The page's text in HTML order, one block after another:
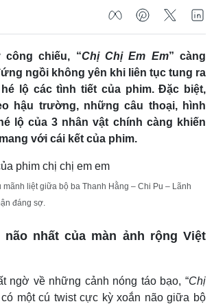
công chiếu, “Chị Chị Em Em” càng
ngồi không yên khi liên tục tung ra
lộ các tình tiết của phim. Đặc biệt,
hậu trường, những câu thoại, hình
lộ của 3 nhân vật chính càng khiến
với cái kết của phim.
liệt giữa bộ ba Thanh Hằng – Chi Pu – Lãnh
đáng sợ.
nhất của màn ảnh rộng Việt
ngờ về những cảnh nóng táo bạo, “Chị
có một cú twist cực kỳ xoắn não giữa bộ